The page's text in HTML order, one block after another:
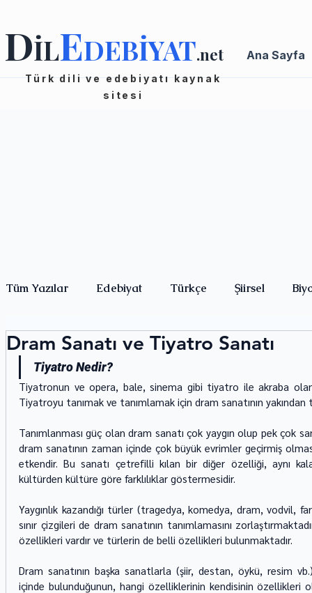
DİLEDEBİYAT.net Ana Sayfa
Türk dili ve edebiyatı kaynak
sitesi
Tüm Yazılar Edebiyat Türkçe Şiirsel
Dram Sanatı ve Tiyatro Sanatı
Tiyatro Nedir?
Tiyatronun ve opera, bale, sinema gibi tiyatro ile akraba
Tiyatroyu tanımak ve tanımlamak için dram sanatının yakından
Tanımlanması güç olan dram sanatı çok yaygın olup pek çok
dram sanatının zaman içinde çok büyük evrimler geçirmiş
etkendir. Bu sanatı çetrefilli kılan bir diğer özelliği, aynı
kültürden kültüre göre farklılıklar göstermesidir.
Yaygınlık kazandığı türler (tragedya, komedya, dram, vodvil,
sınır çizgileri de dram sanatının tanımlamasını
özellikleri vardır ve türlerin de belli özellikleri bulunmaktadır.
Dram sanatının başka sanatlarla (şiir, destan, öykü, resim
içinde bulunduğunun, hangi özelliklerinin kendisinin özellikleri